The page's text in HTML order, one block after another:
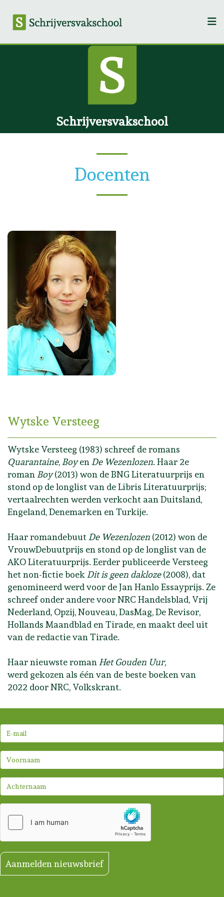
Schrijversvakschool
Docenten
Wytske Versteeg
Wytske Versteeg (1983) schreef de romans
Quarantaine, Boyen De Wezenlozen. Haar 2e
roman Boy(2013) won de BNG Literatuurprijs en
stond op de longlist van de Libris Literatuurprijs;
vertaalrechten werden verkocht aan Duitsland,
Engeland, Denemarken en Turkije.
Haar romandebuut De Wezenlozen (2012) won de
VrouwDebuutprijs en stond op de longlist van de
AKO Literatuurprijs. Eerder publiceerde Versteeg
het non-fictie boek Dit is geen dakloze(2008), dat
genomineerd werd voor de Jan Hanlo Essayprijs. Ze
schreef onder andere voor NRC Handelsblad, Vrij
Nederland, Opzij, Nouveau, DasMag, De Revisor,
Hollands Maandblad en Tirade, en maakt deel uit
van de redactie van Tirade.
Haar nieuwste roman Het Gouden Uur,
werd gekozen als één van de beste boeken van
2022 door NRC, Volkskrant.
Aanmelden nieuwsbrief